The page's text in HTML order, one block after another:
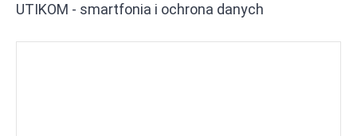
UTIKOM - smartfonia i ochrona danych